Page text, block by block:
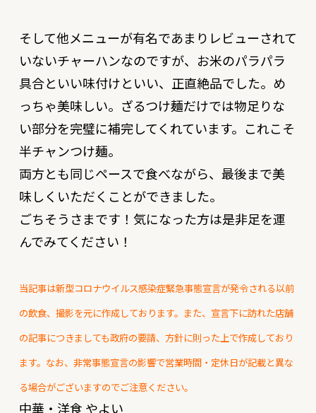
そして他メニューが有名であまりレビューされて
いないチャーハンなのですが、お米のパラパラ
具合といい味付けといい、正直絶品でした。め
っちゃ美味しい。ざるつけ麺だけでは物足りな
い部分を完璧に補完してくれています。これこそ
半チャンつけ麺。
両方とも同じペースで食べながら、最後まで美
味しくいただくことができました。
ごちそうさまです！気になった方は是非足を運
んでみてください！
当記事は新型コロナウイルス感染症緊急事態宣言が発令される以前
の飲食、撮影を元に作成しております。また、宣言下に訪れた店舗
の記事につきましても政府の要請、方針に則った上で作成しており
ます。なお、非常事態宣言の影響で営業時間・定休日が記載と異な
る場合がございますのでご注意ください。
中華・洋食 やよい